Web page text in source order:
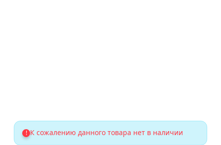
! К сожалению данного товара нет в наличии